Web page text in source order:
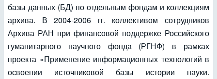
базы данных (БД) по отдельным фондам и коллекциям
архива. В 2004-2006 гг. коллективом сотрудников
Архива РАН при финансовой поддержке Российского
гуманитарного научного фонда (РГНФ) в рамках
проекта «Применение информационных технологий в
освоении источниковой базы истории науки.